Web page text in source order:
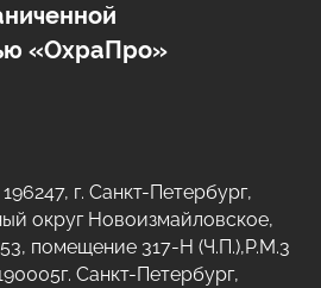
«ОхраПро»
196247, г. Санкт-Петербург,
округ Новоизмайловское,
помещение 317-Н (Ч.П.),Р.М.3
г. Санкт-Петербург,